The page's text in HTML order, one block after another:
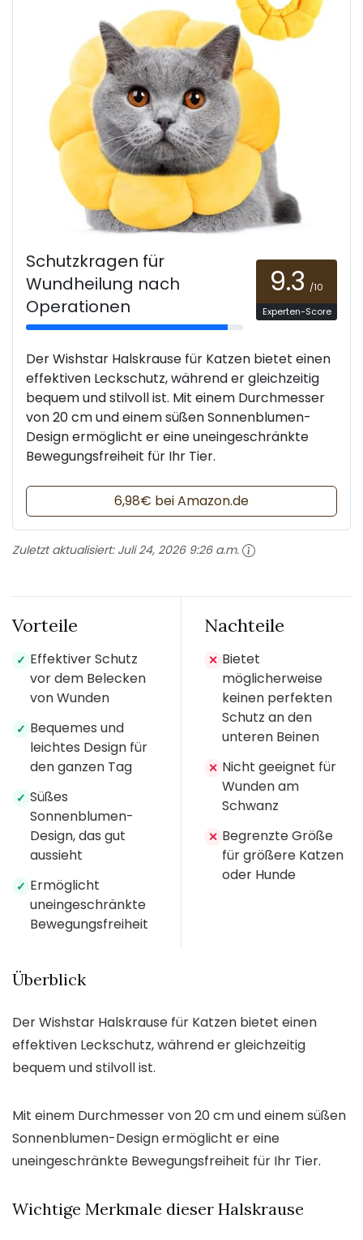
Schutzkragen für
Wundheilung nach
Operationen
9.3 /10
Experten-Score
Der Wishstar Halskrause für Katzen bietet einen
effektiven Leckschutz, während er gleichzeitig
bequem und stilvoll ist. Mit einem Durchmesser
von 20 cm und einem süßen Sonnenblumen-
Design ermöglicht er eine uneingeschränkte
Bewegungsfreiheit für Ihr Tier.
6,98€ bei Amazon.de
Zuletzt aktualisiert: Juli 24, 2026 9:26 a.m.
Vorteile
✓ Effektiver Schutz
vor dem Belecken
von Wunden
✓ Bequemes und
leichtes Design für
den ganzen Tag
✓ Süßes
Sonnenblumen-
Design, das gut
aussieht
✓ Ermöglicht
uneingeschränkte
Bewegungsfreiheit
Nachteile
✕ Bietet
möglicherweise
keinen perfekten
Schutz an den
unteren Beinen
✕ Nicht geeignet für
Wunden am
Schwanz
✕ Begrenzte Größe
für größere Katzen
oder Hunde
Überblick
Der Wishstar Halskrause für Katzen bietet einen
effektiven Leckschutz, während er gleichzeitig
bequem und stilvoll ist.
Mit einem Durchmesser von 20 cm und einem süßen
Sonnenblumen-Design ermöglicht er eine
uneingeschränkte Bewegungsfreiheit für Ihr Tier.
Wichtige Merkmale dieser Halskrause